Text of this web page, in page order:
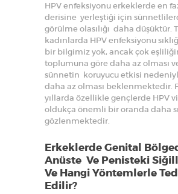
HPV enfeksiyonu erkeklerde en
derisine yerleştiği için
görülme olasılığı daha düşüktür.
kadınlarda HPV enfeksiyonu
bir bilgimiz yok, ancak çok
toplumuna göre daha az olması
sünnetin koruyucu etkisi
daha az olması beklenmektedir.
yıllarda özellikle gençlerde HPV
oldukça önemli bir oranda daha
gözlenmektedir.
Erkeklerde Genital
Anüste Ve Penisteki
Ve Hangi Yöntemlerle
Edilir?